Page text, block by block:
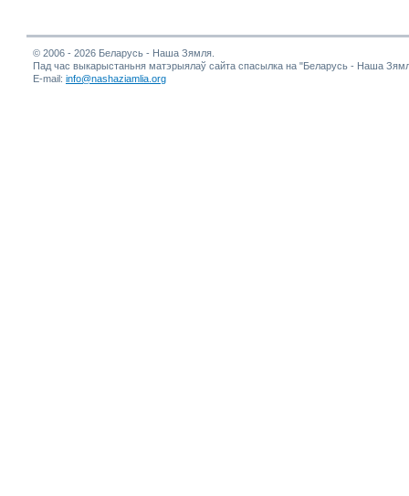
© 2006 - 2026 Беларусь - Наша Зямля.
Пад час выкарыстаньня матэрыялаў сайта спасылка на "Беларусь - Наша
E-mail: info@nashaziamlia.org